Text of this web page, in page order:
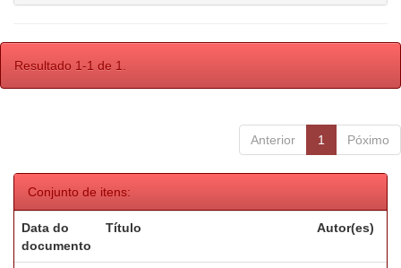
Resultado 1-1 de 1.
Anterior 1 Póximo
Conjunto de itens:
Data do
documento
Título Autor(es)